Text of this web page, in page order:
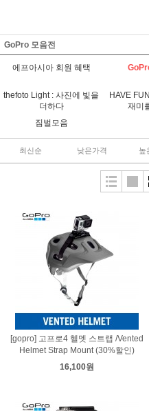
GoPro 모음전
에프아시아 회원 혜택
thefoto Light : 사진에 빛을
더하다
HAVE
재미
짐벌모음
최신순 낮은가격 높
[gopro] 고프로4 헬멧 스트랩 /Vented
Helmet Strap Mount (30%할인)
16,100원